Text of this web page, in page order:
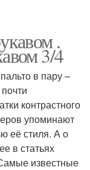
.
3/4
в пару –
контрастного
упоминают
её стиля. А о
в статьях
известные